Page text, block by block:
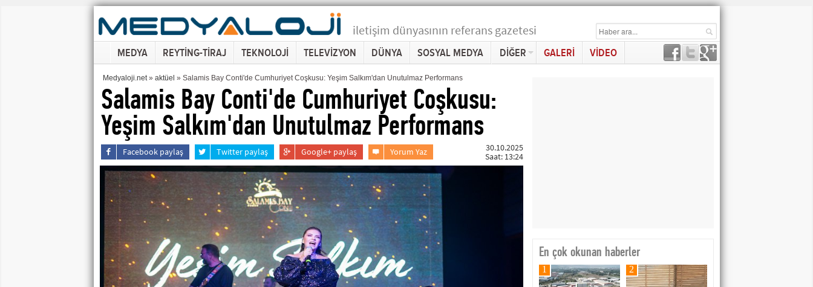
iletişim dünyasının referans gazetesi
MEDYA REYTİNG-TİRAJ TEKNOLOJİ TELEVİZYON DÜNYA SOSYAL MEDYA DİĞER GALERİ VİDEO
Salamis Bay Conti'de Cumhuriyet Coşkusu:
Yeşim Salkım'dan Unutulmaz Performans
Medyaloji.net» aktüel » Salamis Bay Conti'de Cumhuriyet Coşkusu: Yeşim Salkım'dan Unutulmaz Performans
Facebook paylaş Twitter paylaş Google+ paylaş Yorum Yaz
30.10.2025
Saat: 13:24
En çok okunan haberler
1 2